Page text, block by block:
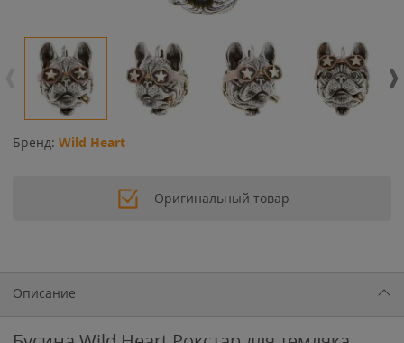
Бренд: Wild Heart
Оригинальный товар
Описание